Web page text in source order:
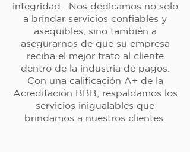
integridad. Nos dedicamos no solo
a brindar servicios confiables y
asequibles, sino también a
asegurarnos de que su empresa
reciba el mejor trato al cliente
dentro de la industria de pagos.
Con una calificación A+ de la
Acreditación BBB, respaldamos los
servicios inigualables que
brindamos a nuestros clientes.